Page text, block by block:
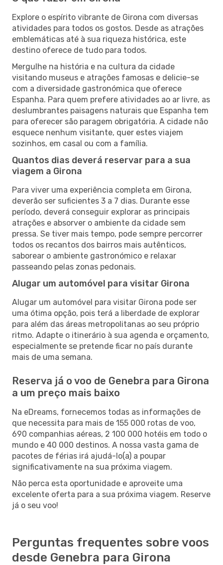
Explore o espírito vibrante de Girona com diversas
atividades para todos os gostos. Desde as atrações
emblemáticas até à sua riqueza histórica, este
destino oferece de tudo para todos.
Mergulhe na história e na cultura da cidade
visitando museus e atrações famosas e delicie-se
com a diversidade gastronómica que oferece
Espanha. Para quem prefere atividades ao ar livre, as
deslumbrantes paisagens naturais que Espanha tem
para oferecer são paragem obrigatória. A cidade não
esquece nenhum visitante, quer estes viajem
sozinhos, em casal ou com a família.
Quantos dias deverá reservar para a sua
viagem a Girona
Para viver uma experiência completa em Girona,
deverão ser suficientes 3 a 7 dias. Durante esse
período, deverá conseguir explorar as principais
atrações e absorver o ambiente da cidade sem
pressa. Se tiver mais tempo, pode sempre percorrer
todos os recantos dos bairros mais autênticos,
saborear o ambiente gastronómico e relaxar
passeando pelas zonas pedonais.
Alugar um automóvel para visitar Girona
Alugar um automóvel para visitar Girona pode ser
uma ótima opção, pois terá a liberdade de explorar
para além das áreas metropolitanas ao seu próprio
ritmo. Adapte o itinerário à sua agenda e orçamento,
especialmente se pretende ficar no país durante
mais de uma semana.
Reserva já o voo de Genebra para Girona
a um preço mais baixo
Na eDreams, fornecemos todas as informações de
que necessita para mais de 155 000 rotas de voo,
690 companhias aéreas, 2 100 000 hotéis em todo o
mundo e 40 000 destinos. A nossa vasta gama de
pacotes de férias irá ajudá-lo(a) a poupar
significativamente na sua próxima viagem.
Não perca esta oportunidade e aproveite uma
excelente oferta para a sua próxima viagem. Reserve
já o seu voo!
Perguntas frequentes sobre voos
desde Genebra para Girona